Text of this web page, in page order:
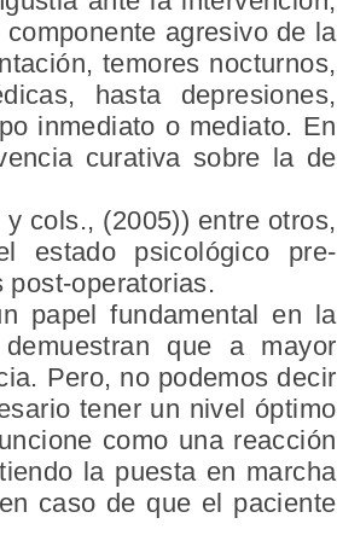
agresivo de la
temores nocturnos,
hasta depresiones,
inmediato o mediato. En
curativa sobre la de
cols., (2005)) entre otros,
estado psicológico pre-
operatorias.
papel fundamental en la
que a mayor
Pero, no podemos decir
tener un nivel óptimo
como una reacción
la puesta en marcha
caso de que el paciente